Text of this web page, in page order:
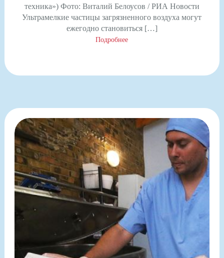
техника») Фото: Виталий Белоусов / РИА Новости
Ультрамелкие частицы загрязненного воздуха могут
ежегодно становиться […]
Подробнее